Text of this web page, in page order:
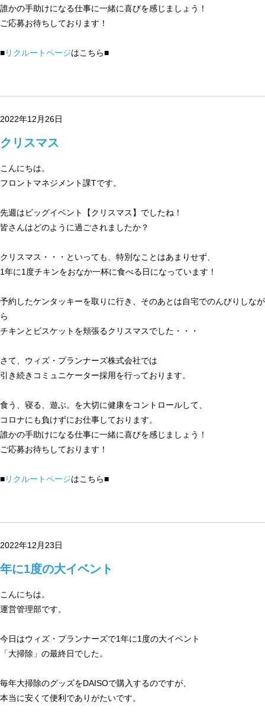
誰かの手助けになる仕事に一緒に喜びを感じましょう！
ご応募お待ちしております！
■リクルートページはこちら■
2022年12月26日
クリスマス
こんにちは。
フロントマネジメント課Tです。
先週はビッグイベント【クリスマス】でしたね！
皆さんはどのように過ごされましたか？
クリスマス・・・といっても、特別なことはあまりせず、
1年に1度チキンをおなか一杯に食べる日になっています！
予約したケンタッキーを取りに行き、そのあとは自宅でのんびりしなが
ら
チキンとビスケットを頬張るクリスマスでした・・・
さて、ウィズ・プランナーズ株式会社では
引き続きコミュニケーター採用を行っております。
食う、寝る、遊ぶ。を大切に健康をコントロールして、
コロナにも負けずにお仕事しております。
誰かの手助けになる仕事に一緒に喜びを感じましょう！
ご応募お待ちしております！
■リクルートページはこちら■
2022年12月23日
年に1度の大イベント
こんにちは。
運営管理部です。
今日はウィズ・プランナーズで1年に1度の大イベント
「大掃除」の最終日でした。
毎年大掃除のグッズをDAISOで購入するのですが、
本当に安くて便利でありがたいです。